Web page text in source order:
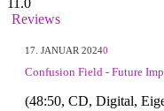
Reviews
17. JANUAR 20240
Confusion Field - Future
(48:50, CD, Digital,